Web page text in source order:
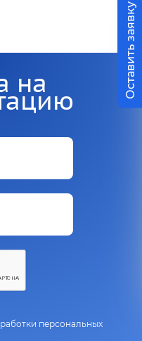
на
персональных
Оставить заявку